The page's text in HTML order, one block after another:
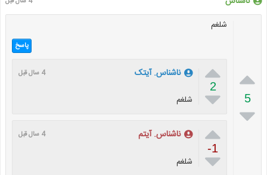

5

شلغم
پاسخ

2

ناشناس. آیتک 4 سال قبل
شلغم

-1

ناشناس. آیتم 4 سال قبل
شلغم